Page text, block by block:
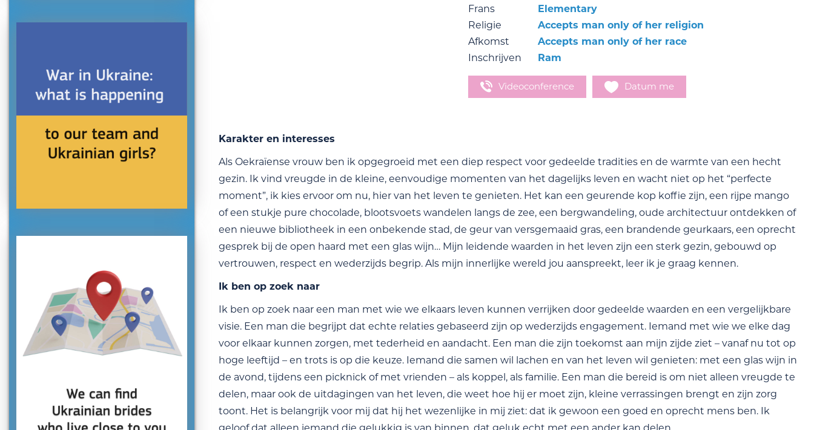
Frans
Elementary
Religie
Accepts man only of her religion
Afkomst
Accepts man only of her race
Inschrijven
Ram
Videoconference Datum me
Karakter en interesses
Als Oekraïense vrouw ben ik opgegroeid met een diep respect voor gedeelde tradities en de warmte van een hecht
gezin. Ik vind vreugde in de kleine, eenvoudige momenten van het dagelijks leven en wacht niet op het “perfecte
moment”, ik kies ervoor om nu, hier van het leven te genieten. Het kan een geurende kop koffie zijn, een rijpe mango
of een stukje pure chocolade, blootsvoets wandelen langs de zee, een bergwandeling, oude architectuur ontdekken of
een nieuwe bibliotheek in een onbekende stad, de geur van versgemaaid gras, een brandende geurkaars, een oprecht
gesprek bij de open haard met een glas wijn… Mijn leidende waarden in het leven zijn een sterk gezin, gebouwd op
vertrouwen, respect en wederzijds begrip. Als mijn innerlijke wereld jou aanspreekt, leer ik je graag kennen.
Ik ben op zoek naar
Ik ben op zoek naar een man met wie we elkaars leven kunnen verrijken door gedeelde waarden en een vergelijkbare
visie. Een man die begrijpt dat echte relaties gebaseerd zijn op wederzijds engagement. Iemand met wie we elke dag
voor elkaar kunnen zorgen, met tederheid en aandacht. Een man die zijn toekomst aan mijn zijde ziet – vanaf nu tot op
hoge leeftijd – en trots is op die keuze. Iemand die samen wil lachen en van het leven wil genieten: met een glas wijn in
de avond, tijdens een picknick of met vrienden – als koppel, als familie. Een man die bereid is om niet alleen vreugde te
delen, maar ook de uitdagingen van het leven, die weet hoe hij er moet zijn, kleine verrassingen brengt en zijn zorg
toont. Het is belangrijk voor mij dat hij het wezenlijke in mij ziet: dat ik gewoon een goed en oprecht mens ben. Ik
geloof dat alleen iemand die gelukkig is van binnen, dat geluk echt met een ander kan delen.